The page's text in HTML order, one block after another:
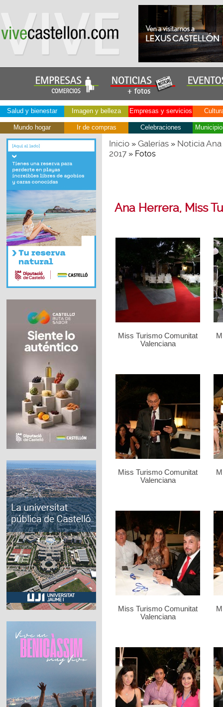
Salud y bienestar Imagen y belleza Empresas y servicios
Mundo hogar Ir de compras Celebraciones
Inicio» Galerías» Noticia
2017» Fotos
Ana Herrera, Miss
Miss Turismo Comunitat
Valenciana
Miss Turismo Comunitat
Valenciana
Miss Turismo Comunitat
Valenciana